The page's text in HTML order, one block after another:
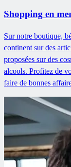
Shopping en
Sur notre boutique,
continent sur des
proposées sur des
alcools. Profitez de
faire de bonnes